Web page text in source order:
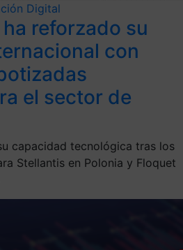
Digital
ha reforzado su
con
el sector de
capacidad tecnológica tras los
Stellantis en Polonia y Floquet